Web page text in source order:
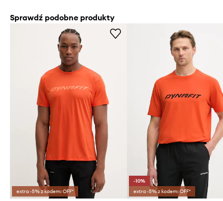
Sprawdź podobne produkty
extra -5% z kodem: OFF*
-10%
extra -5% z kodem: OFF*